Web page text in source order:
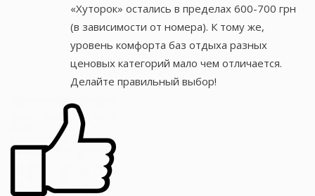
«Хуторок» остались в пределах 600-700 грн
(в зависимости от номера). К тому же,
уровень комфорта баз отдыха разных
ценовых категорий мало чем отличается.
Делайте правильный выбор!